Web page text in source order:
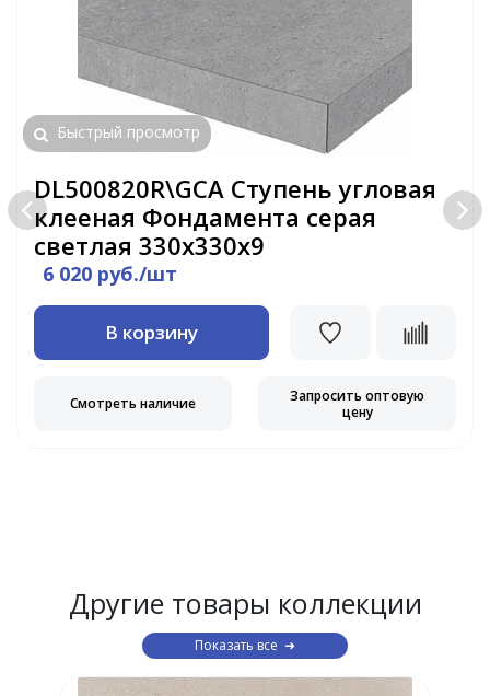
Быстрый просмотр
DL500820R\GCA Ступень угловая
клееная Фондамента серая
светлая 330х330х9
6 020 руб./шт
В корзину
Смотреть наличие
Запросить оптовую
цену
Другие товары коллекции
Показать все